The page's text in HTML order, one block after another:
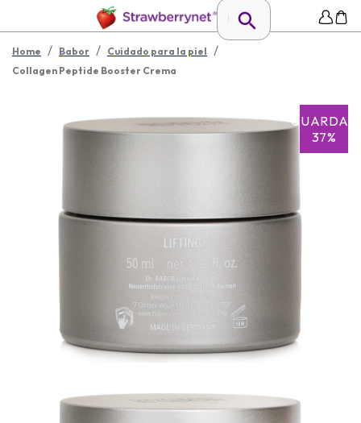
Home / Babor / Cuidado para la piel /
Collagen Peptide Booster Crema
GUARDAR
37%